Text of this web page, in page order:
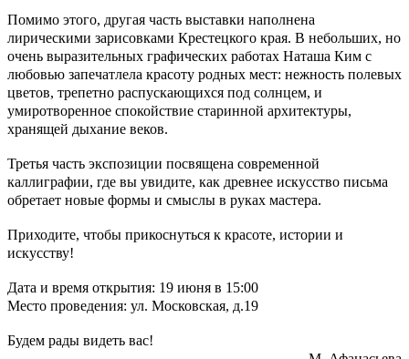
Помимо этого, другая часть выставки наполнена
лирическими зарисовками Крестецкого края. В небольших, но
очень выразительных графических работах Наташа Ким с
любовью запечатлела красоту родных мест: нежность полевых
цветов, трепетно распускающихся под солнцем, и
умиротворенное спокойствие старинной архитектуры,
хранящей дыхание веков.
Третья часть экспозиции посвящена современной
каллиграфии, где вы увидите, как древнее искусство письма
обретает новые формы и смыслы в руках мастера.
Приходите, чтобы прикоснуться к красоте, истории и
искусству!
Дата и время открытия: 19 июня в 15:00
Место проведения: ул. Московская, д.19
Будем рады видеть вас!